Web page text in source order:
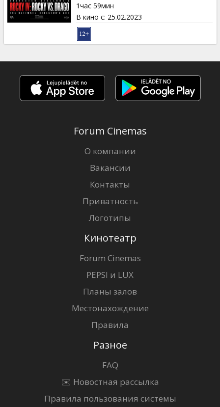
1час 59мин
В кино с: 25.02.2023
Forum Cinemas
О компании
Вакансии
Контакты
Приватность
Логотипы
Кинотеатр
Forum Cinemas
PEPSI и LUX
Планы залов
Местонахождение
Правила
Разное
FAQ
✉️ Новостная рассылка
Правила пользования системы